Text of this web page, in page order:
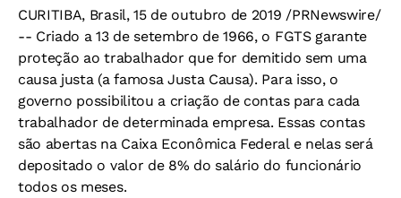
CURITIBA, Brasil, 15 de outubro de 2019 /PRNewswire/
-- Criado a 13 de setembro de 1966, o FGTS garante
proteção ao trabalhador que for demitido sem uma
causa justa (a famosa Justa Causa). Para isso, o
governo possibilitou a criação de contas para cada
trabalhador de determinada empresa. Essas contas
são abertas na Caixa Econômica Federal e nelas será
depositado o valor de 8% do salário do funcionário
todos os meses.